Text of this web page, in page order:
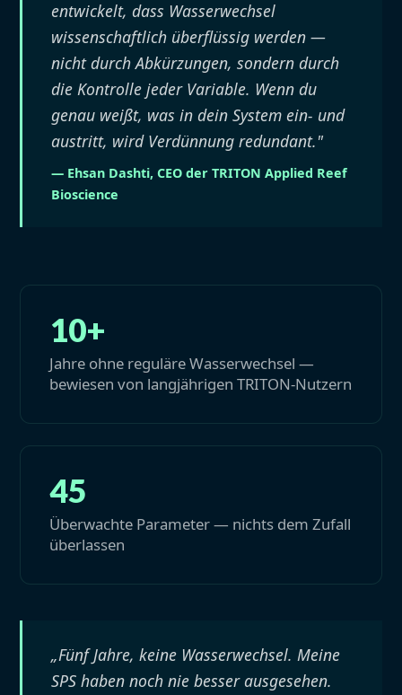
entwickelt, dass Wasserwechsel
wissenschaftlich überflüssig werden —
nicht durch Abkürzungen, sondern durch
die Kontrolle jeder Variable. Wenn du
genau weißt, was in dein System ein- und
austritt, wird Verdünnung redundant."
— Ehsan Dashti, CEO der TRITON Applied Reef
Bioscience
10+
Jahre ohne reguläre Wasserwechsel —
bewiesen von langjährigen TRITON-Nutzern
45
Überwachte Parameter — nichts dem Zufall
überlassen
„Fünf Jahre, keine Wasserwechsel. Meine
SPS haben noch nie besser ausgesehen.